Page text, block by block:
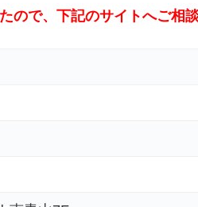
ので、下記のサイトへご相